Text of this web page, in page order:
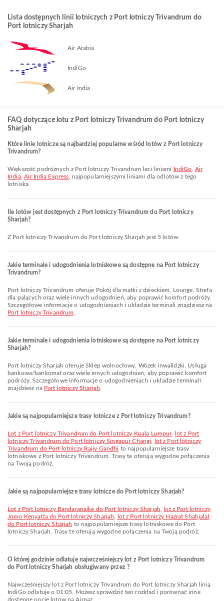
Lista dostępnych linii lotniczych z Port lotniczy Trivandrum do
Port lotniczy Sharjah
Air Arabia
IndiGo
Air India
FAQ dotyczące lotu z Port lotniczy Trivandrum do Port lotniczy
Sharjah
Które linie lotnicze są najbardziej popularne wśród lotów z Port lotniczy
Trivandrum?
Większość podróżnych z Port lotniczy Trivandrum leci liniami IndiGo Air
India, Air India Express , najpopularniejszymi liniami dla odlotów z tego
lotniska.
Ile lotów jest dostępnych z Port lotniczy Trivandrum do Port lotniczy
Sharjah?
Z Port lotniczy Trivandrum do Port lotniczy Sharjah jest 5 lotów.
Jakie terminale i udogodnienia lotniskowe są dostępne na Port lotniczy
Trivandrum?
Port lotniczy Trivandrum oferuje Pokój dla matki z dzieckiem, Lounge, Strefa
dla palących oraz wiele innych udogodnień, aby poprawić komfort podróży.
Szczegółowe informacje o udogodnieniach i układzie terminali znajdziesz na
Port lotniczy Trivandrum
Jakie terminale i udogodnienia lotniskowe są dostępne na Port lotniczy
Sharjah?
Port lotniczy Sharjah oferuje Sklep wolnocłowy, Wózek inwalidzki, Usługa
bankowa/bankomat oraz wiele innych udogodnień, aby poprawić komfort
podróży. Szczegółowe informacje o udogodnieniach i układzie terminali
znajdziesz na Port lotniczy Sharjah
Jakie są najpopularniejsze trasy lotnicze z Port lotniczy Trivandrum?
lot z Port lotniczy Trivandrum do Port lotniczy Kuala Lumpur,
lot z Port
lotniczy Trivandrum do Port lotniczy Singapur Changi
lot z Port lotniczy
Trivandrum do Port lotniczy Rajiv Gandhi to najpopularniejsze trasy
lotniskowe z Port lotniczy Trivandrum. Trasy te oferują wygodne połączenia
na Twoją podróż.
Jakie są najpopularniejsze trasy lotnicze do Port lotniczy Sharjah?
lot z Port lotniczy Bandaranaike do Port lotniczy Sharjah
lot z Port lotniczy
Jomo Kenyatta do Port lotniczy Sharjah
lot z Port lotniczy Hazrat Shahjalal
do Port lotniczy Sharjah to najpopularniejsze trasy lotniskowe do Port
lotniczy Sharjah. Trasy te oferują wygodne połączenia na Twoją podróż.
O której godzinie odlatuje najwcześniejszy lot z Port lotniczy Trivandrum
do Port lotniczy Sharjah obsługiwany przez ?
Najwcześniejszy lot z Port lotniczy Trivandrum do Port lotniczy Sharjah linią
IndiGo odlatuje o 01:05. Możesz sprawdzić ten rozkład i porównać inne
dostępne opcje lotów na Airpaz.